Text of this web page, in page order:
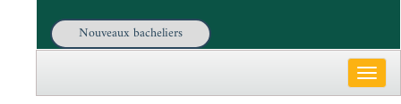
Nouveaux bacheliers
Toggle